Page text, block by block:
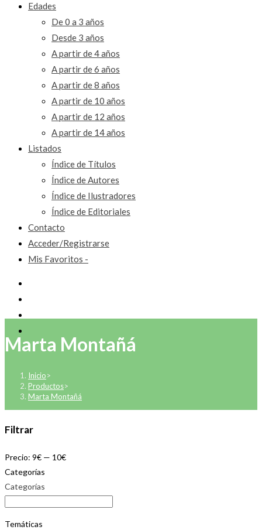
Edades
De 0 a 3 años
Desde 3 años
A partir de 4 años
A partir de 6 años
A partir de 8 años
A partir de 10 años
A partir de 12 años
A partir de 14 años
Listados
Índice de Títulos
Índice de Autores
Índice de Ilustradores
Índice de Editoriales
Contacto
Acceder/Registrarse
Mis Favoritos -
Marta Montañá
Inicio>
Productos>
Marta Montañá
Filtrar
Precio: 9€ — 10€
Categorías
Categorías
Temáticas